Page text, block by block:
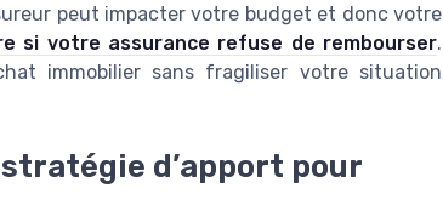
peut impacter votre budget et donc votre
si votre assurance refuse de rembourser.
immobilier sans fragiliser votre situation
d’apport pour